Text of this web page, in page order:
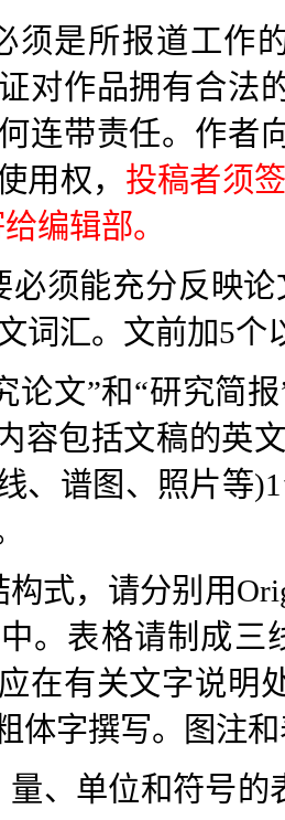
须是所报道工作
对作品拥有合法
连带责任。作者
用权， 投稿者须
编辑部。
必须能充分反映
词汇。文前加5个
论文”和“研究简
容包括文稿的英
、谱图、照片等
式，请分别用
。表格请制成三
在有关文字说明
体字撰写。图注
量、单位和符号